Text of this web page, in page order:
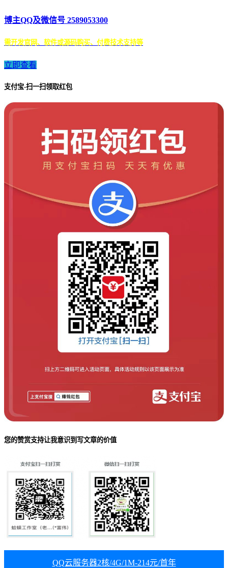
博主QQ及微信号 2589053300
需开发官网、软件或源码购买、付费技术支持等
立即查看
支付宝-扫一扫领取红包
您的赞赏支持让我意识到写文章的价值
QQ云服务器2核/4G/1M-214元/首年